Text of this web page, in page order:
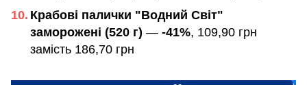
Крабові палички "Водний Світ"
заморожені (520 г) — -41%, 109,90 грн
замість 186,70 грн